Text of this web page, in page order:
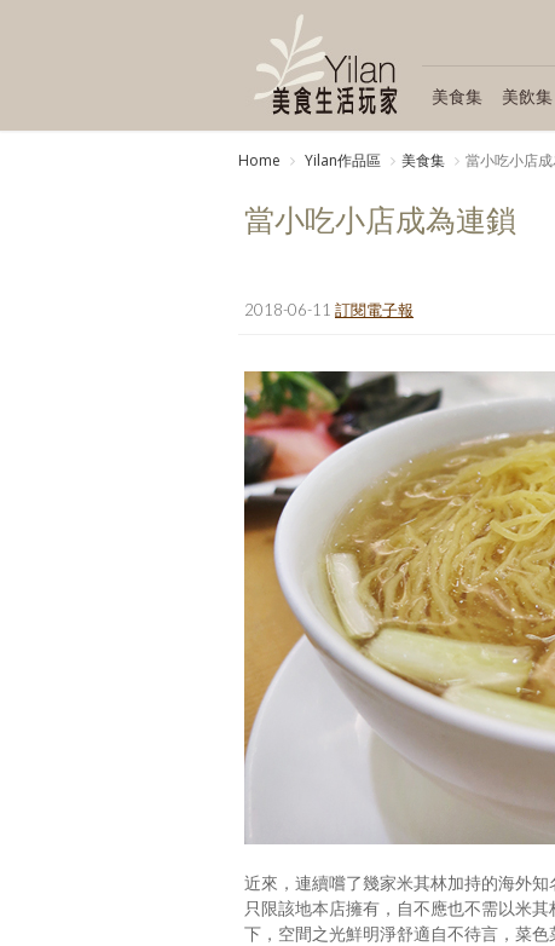
美食集 美飲集
Home Yilan作品區 美食集 當小吃小店
當小吃小店成為連鎖
2018-06-11 訂閱電子報
近來，連續嚐了幾家米其林加持的海外
只限該地本店擁有，自不應也不需以米
下，空間之光鮮明淨舒適自不待言，菜